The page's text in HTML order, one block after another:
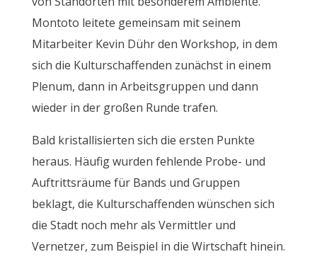
Montoto leitete gemeinsam mit seinem
Mitarbeiter Kevin Dühr den Workshop, in dem
sich die Kulturschaffenden zunächst in einem
Plenum, dann in Arbeitsgruppen und dann
wieder in der großen Runde trafen.
Bald kristallisierten sich die ersten Punkte
heraus. Häufig wurden fehlende Probe- und
Auftrittsräume für Bands und Gruppen
beklagt, die Kulturschaffenden wünschen sich
die Stadt noch mehr als Vermittler und
Vernetzer, zum Beispiel in die Wirtschaft hinein.